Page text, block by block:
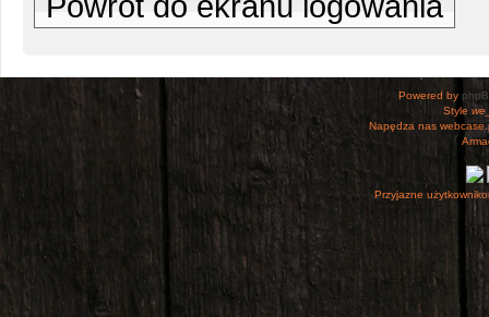
Powered by
Style
Napędza nas
Przyjazne